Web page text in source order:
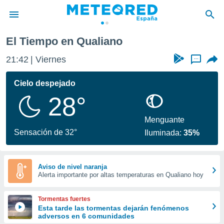
de
por
se
calidad.
a este
las
y
forma
digital
basada
El Tiempo en Qualiano
21:42 Viernes ...
Cielo despejado
28°
Sensación de 32°
Menguante
Iluminada:35%
Aviso de nivel naranja
Alerta importante por altas temperaturas en Qualiano hoy
Tormentas fuertes
Esta tarde las tormentas dejarán fenómenos
adversos en 6 comunidades